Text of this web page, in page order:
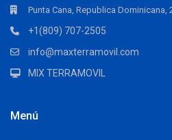
Punta Cana, Republica Dominicana,
+1(809) 707-2505
info@maxterramovil.com
MIX TERRAMOVIL
Menú